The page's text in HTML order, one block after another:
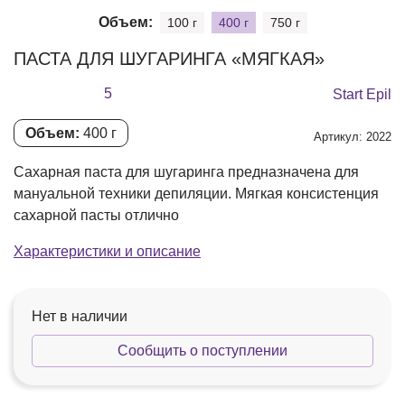
ПАСТА ДЛЯ ШУГАРИНГА «МЯГКАЯ»
5 Start Epil
Объем: 400 г Артикул: 2022
Сахарная паста для шугаринга предназначена для
мануальной техники депиляции. Мягкая консистенция
сахарной пасты отлично
Характеристики и описание
Объем: 100 г 400 г 750 г
Нет в наличии
Сообщить о поступлении